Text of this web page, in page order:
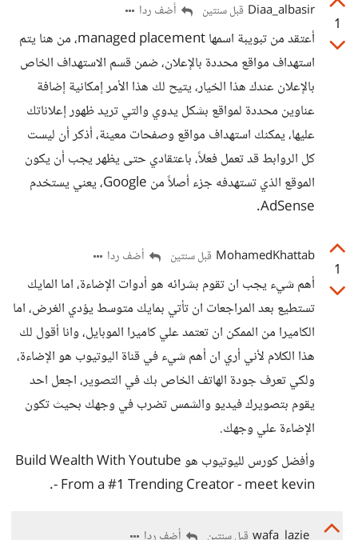
1
Diaa_albasir قبل سنتين أضف ردا
أعتقد من تبويبة اسمها managed placement، من هنا يتم
استهداف مواقع محددة بالإعلان، ضمن قسم الاستهداف الخاص
بالإعلان عندك هذا الخيار، يتيح لك هذا الأمر إمكانية إضافة
عناوين محددة لمواقع بشكل يدوي والتي تريد ظهور إعلاناتك
عليها، يمكنك استهداف مواقع وصفحات معينة، أذكر أن ليست
كل الروابط قد تعمل فعلاً، باعتقادي حتى يظهر يجب أن يكون
الموقع الذي تستهدفه جزء أصلاً من Google، يعني يستخدم
AdSense.
1
MohamedKhattab قبل سنتين أضف ردا
أهم شيء يجب ان تقوم بشرائه هو أدوات الإضاءة، اما المايك
تستطيع بعد المراجعات ان تأتي بمايك متوسط يؤدي الغرض، اما
الكاميرا من الممكن ان تعتمد علي كاميرا الموبايل، وانا أقول لك
هذا الكلام لأني أري ان أهم شيء في قناة اليوتيوب هو الإضاءة،
ولكي تعرف جودة الهاتف الخاص بك في التصوير، اجعل احد
يقوم بتصويرك فيديو والشمس تضرب في وجهك بحيث تكون
الإضاءة علي وجهك.
وأفضل كورس لليوتيوب هو Build Wealth With Youtube
- From a #1 Trending Creator - meet kevin.